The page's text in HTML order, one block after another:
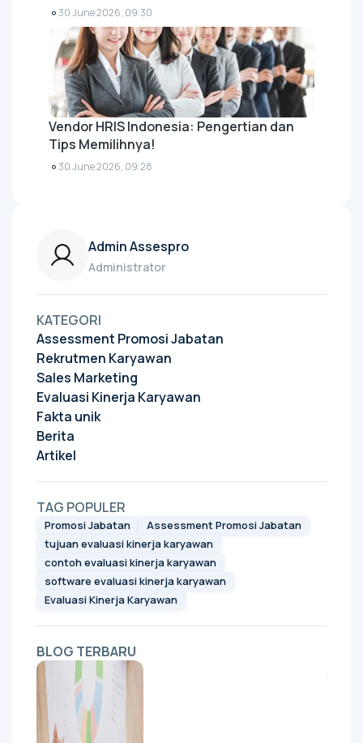
30 June 2026, 09:30
Vendor HRIS Indonesia: Pengertian dan
Tips Memilihnya!
30 June 2026, 09:28
Admin Assespro
Administrator
KATEGORI
Assessment Promosi Jabatan
Rekrutmen Karyawan
Sales Marketing
Evaluasi Kinerja Karyawan
Fakta unik
Berita
Artikel
TAG POPULER
Promosi Jabatan
Assessment Promosi Jabatan
tujuan evaluasi kinerja karyawan
contoh evaluasi kinerja karyawan
software evaluasi kinerja karyawan
Evaluasi Kinerja Karyawan
BLOG TERBARU